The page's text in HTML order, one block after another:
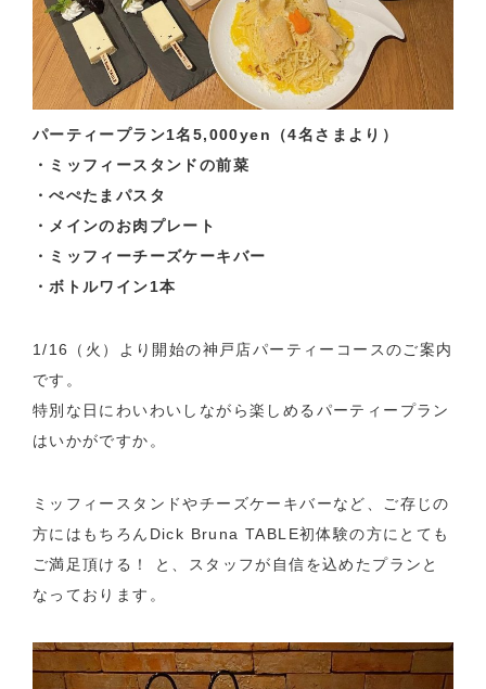
パーティープラン1名5,000yen（4名さまより）
・ミッフィースタンドの前菜
・ぺぺたまパスタ
・メインのお肉プレート
・ミッフィーチーズケーキバー
・ボトルワイン1本
1/16（火）より開始の神戸店パーティーコースのご案内
です。
特別な日にわいわいしながら楽しめるパーティープラン
はいかがですか。
ミッフィースタンドやチーズケーキバーなど、ご存じの
方にはもちろんDick Bruna TABLE初体験の方にとても
ご満足頂ける！ と、スタッフが自信を込めたプランと
なっております。